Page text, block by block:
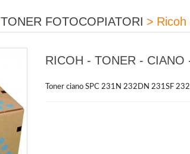
TONER FOTOCOPIATORI >
RICOH - TONER - CIANO
Toner ciano SPC 231N 232DN 231SF